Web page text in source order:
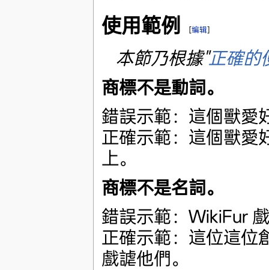
使用範例 [编辑]
本節乃根據"正確的
商標不是動詞。
錯誤示範：這個獸愛
正確示範：這個獸愛
上。
商標不是名詞。
錯誤示範：WikiFur
正確示範：這位這位
戲謔他們。